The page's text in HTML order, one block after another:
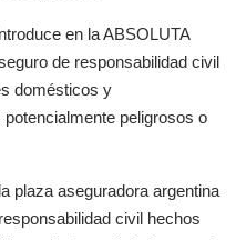
en la ABSOLUTA
de responsabilidad civil
domésticos y
peligrosos o
plaza aseguradora argentina
civil hechos